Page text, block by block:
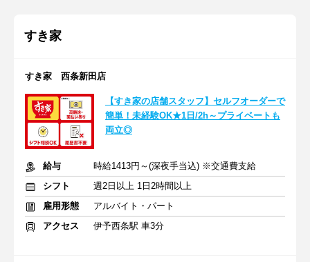
すき家
すき家 西条新田店
【すき家の店舗スタッフ】セルフオーダーで
簡単！未経験OK★1日/2h～プライベートも
両立◎
給与
時給1413円～(深夜手当込) ※交通費支給
シフト
週2日以上 1日2時間以上
雇用形態
アルバイト・パート
アクセス
伊予西条駅 車3分